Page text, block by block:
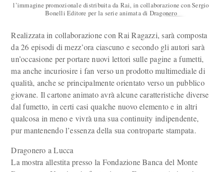
l’immagine promozionale distribuita da Rai, in collaborazione con Sergio
Bonelli Editore per la serie animata di Dragonero
Realizzata in collaborazione con Rai Ragazzi, sarà composta
da 26 episodi di mezz’ora ciascuno e secondo gli autori sarà
un’occasione per portare nuovi lettori sulle pagine a fumetti,
ma anche incuriosire i fan verso un prodotto multimediale di
qualità, anche se principalmente orientato verso un pubblico
giovane. Il cartone animato avrà alcune caratteristiche diverse
dal fumetto, in certi casi qualche nuovo elemento e in altri
qualcosa in meno e vivrà una sua continuity indipendente,
pur mantenendo l’essenza della sua controparte stampata.
Dragonero a Lucca
La mostra allestita presso la Fondazione Banca del Monte